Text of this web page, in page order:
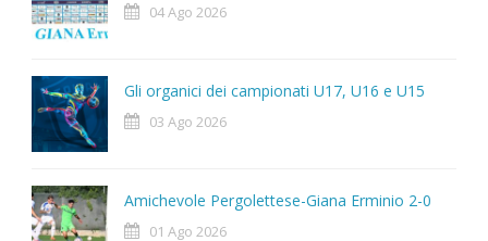
04 Ago 2026
Gli organici dei campionati U17, U16 e U15
03 Ago 2026
Amichevole Pergolettese-Giana Erminio 2-0
01 Ago 2026